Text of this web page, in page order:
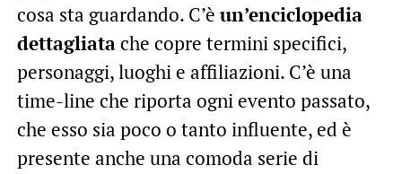
cosa sta guardando. C’è un’enciclopedia
dettagliatache copre termini specifici,
personaggi, luoghi e affiliazioni. C’è una
time-line che riporta ogni evento passato,
che esso sia poco o tanto influente, ed è
presente anche una comoda serie di